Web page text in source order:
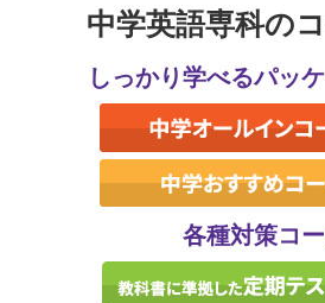
中学英語専科の
しっかり学べるパッ
各種対策コ